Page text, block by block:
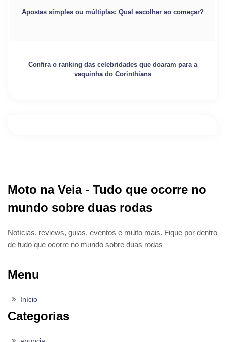
Apostas simples ou múltiplas: Qual escolher ao começar?
Confira o ranking das celebridades que doaram para a
vaquinha do Corinthians
Moto na Veia - Tudo que ocorre no
mundo sobre duas rodas
Notícias, reviews, guias, eventos e muito mais. Fique por dentro
de tudo que ocorre no mundo sobre duas rodas
Menu
Início
Categorias